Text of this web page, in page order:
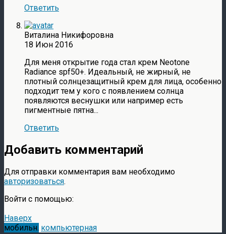
Ответить
Виталина Никифоровна
18 Июн 2016
Для меня открытие года стал крем Neotone
Radiance spf50+. Идеальный, не жирный, не
плотный солнцезащитный крем для лица, особенно
подходит тем у кого с появлением солнца
появляются веснушки или например есть
пигментные пятна...
Ответить
Добавить комментарий
Для отправки комментария вам необходимо
авторизоваться.
Войти с помощью:
Наверх
мобильн. компьютерная